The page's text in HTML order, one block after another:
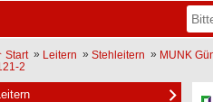
Start» Leitern » Stehleitern » MUNK
2